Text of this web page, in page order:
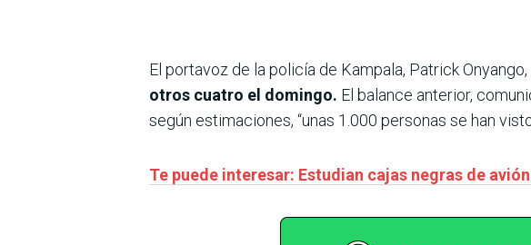
El portavoz de la policía de Kampala, Patrick
otros cuatro el domingo. El balance anterior,
según estimaciones, “unas 1.000 personas se han
Te puede interesar: Estudian cajas negras de